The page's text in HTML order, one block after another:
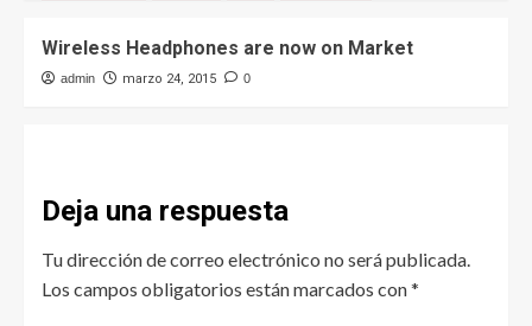
Wireless Headphones are now on Market
admin marzo 24, 2015 0
Deja una respuesta
Tu dirección de correo electrónico no será publicada.
Los campos obligatorios están marcados con*